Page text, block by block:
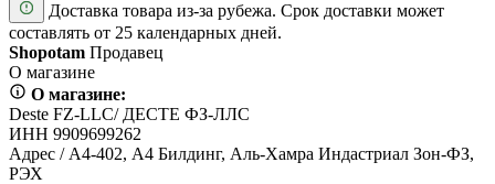
Доставка товара из-за рубежа. Срок доставки может
составлять от 25 календарных дней.
Shopotam Продавец
О магазине
О магазине:
Deste FZ-LLC/ ДЕСТЕ ФЗ-ЛЛС
ИНН 9909699262
Адрес / А4-402, А4 Билдинг, Аль-Хамра Индастриал Зон-ФЗ,
РЭХ